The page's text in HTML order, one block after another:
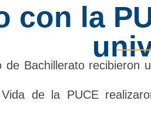
con la
de Bachillerato
de la PUCE